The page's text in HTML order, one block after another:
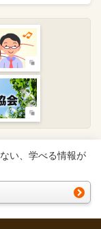
い、学べる情報が